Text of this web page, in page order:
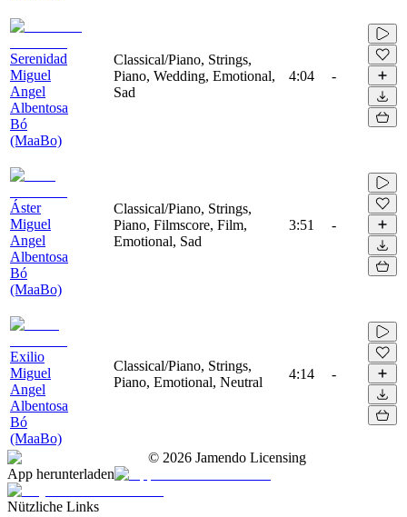
Serenidad
Miguel
Angel
Albentosa
Bó
(MaaBo)
Classical/Piano, Strings,
Piano, Wedding, Emotional,
Sad
4:04 -
Áster
Miguel
Angel
Albentosa
Bó
(MaaBo)
Classical/Piano, Strings,
Piano, Filmscore, Film,
Emotional, Sad
3:51 -
Exilio
Miguel
Angel
Albentosa
Bó
(MaaBo)
Classical/Piano, Strings,
Piano, Emotional, Neutral
4:14 -
© 2026 Jamendo Licensing
App herunterladen
Nützliche Links